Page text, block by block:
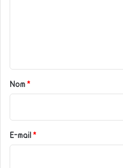
a
r
e
Nom *
E-mail *